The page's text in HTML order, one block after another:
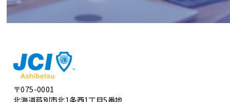
〒075-0001
北海道芦別市北1条西1丁目5番地